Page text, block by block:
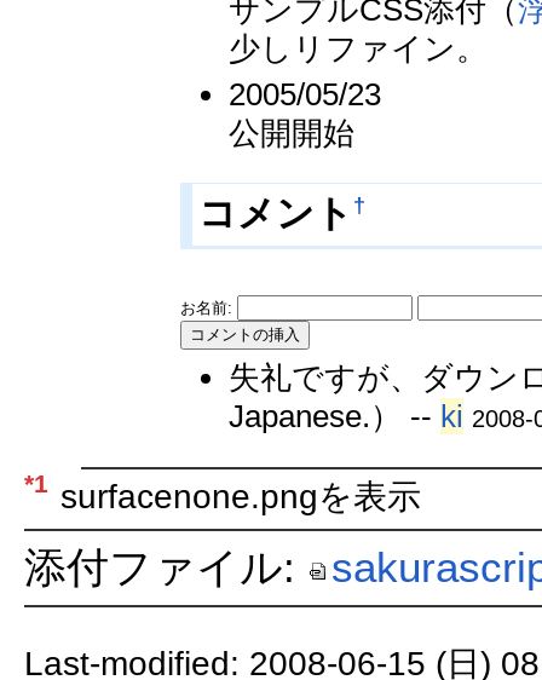
サンプルCSS添付（
少しリファイン。
2005/05/23
公開開始
コメント †
お名前:
失礼ですが、ダウン
Japanese.） -- ki 2008-
*1 surfacenone.pngを表示
添付ファイル:
Last-modified: 2008-06-15 (日)